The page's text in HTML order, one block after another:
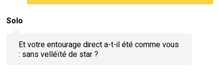
Solo
Et votre entourage direct a-t-il été comme vous
: sans velléïté de star ?